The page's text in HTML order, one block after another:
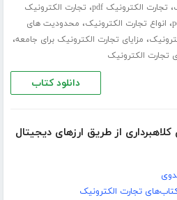
، تجارت الکترونیک pdf ، تجارت الکترونیک
، انواع تجارت الکترونیک، محدودیت های
، مزایای تجارت الکترونیک برای جامعه،
تجارت الکترونیک
دانلود کتاب
از طریق ارزهای دیجیتال
تجارت الکترونیک